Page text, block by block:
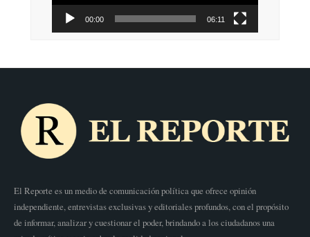
00:00 06:11
El Reporte es un medio de comunicación política que ofrece opinión
independiente, entrevistas exclusivas y editoriales profundos, con el propósito
de informar, analizar y cuestionar el poder, brindando a los ciudadanos una